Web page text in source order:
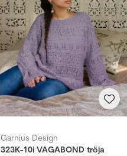
Garnius Design
323K-10i VAGABOND tröja